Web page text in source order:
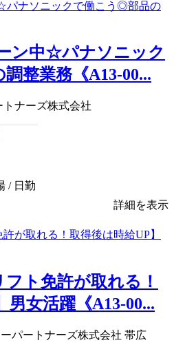
ン中☆パナソニック
整業務《A13-00...
ナーズ株式会社
/ 日勤
詳細を表示
ト免許が取れる！
男女活躍《A13-00...
パートナーズ株式会社 帯広